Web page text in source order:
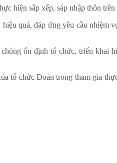
hiện sắp xếp, sáp nhập thôn trên
quả, đáp ứng yêu cầu nhiệm
ổn định tổ chức, triển khai
tổ chức Đoàn trong tham gia